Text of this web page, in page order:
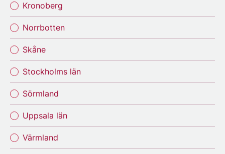
Kronoberg
Norrbotten
Skåne
Stockholms län
Sörmland
Uppsala län
Värmland